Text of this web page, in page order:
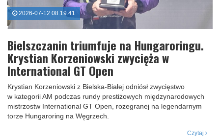
2026-07-12 08:19:41
Bielszczanin triumfuje na Hungaroringu.
Krystian Korzeniowski zwycięża w
International GT Open
Krystian Korzeniowski z Bielska-Białej odniósł zwycięstwo
w kategorii AM podczas rundy prestiżowych międzynarodowych
mistrzostw International GT Open, rozegranej na legendarnym
torze Hungaroring na Węgrzech.
Czytaj